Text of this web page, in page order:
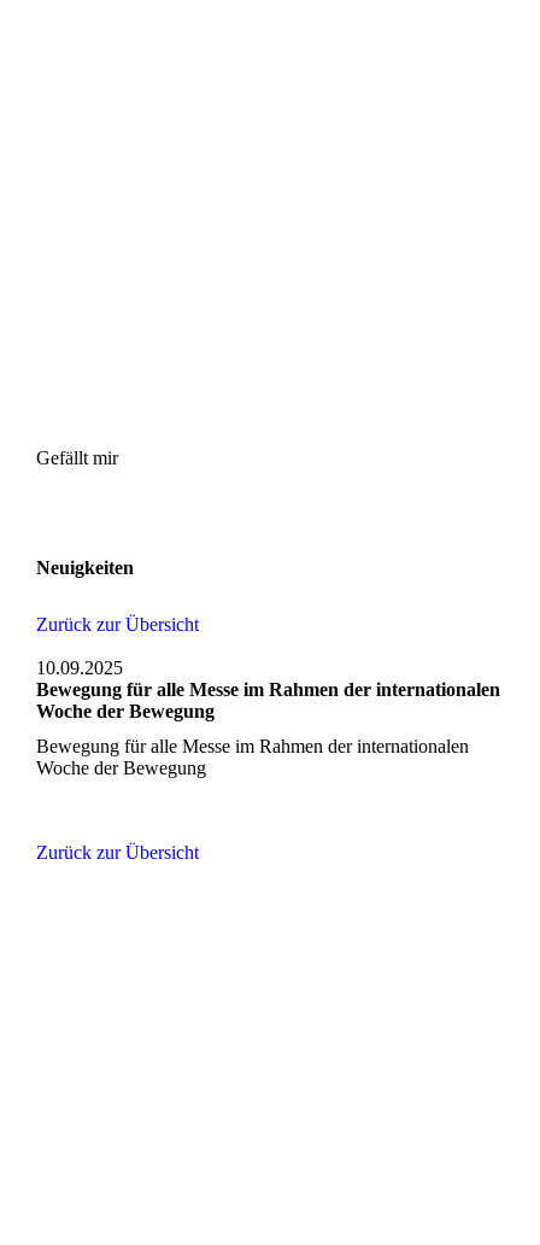
Gefällt mir
Neuigkeiten
Zurück zur Übersicht
10.09.2025
Bewegung für alle Messe im Rahmen der internationalen
Woche der Bewegung
Bewegung für alle Messe im Rahmen der internationalen
Woche der Bewegung
Zurück zur Übersicht